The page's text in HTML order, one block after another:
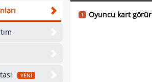
YENİ
1 Oyuncu kart görür